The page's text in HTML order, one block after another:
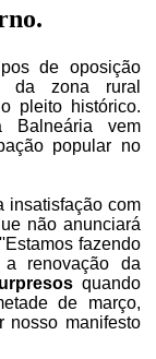
de oposição
da zona rural
pleito histórico.
vem
popular no
insatisfação com
não anunciará
fazendo
a renovação da
quando
de março,
nosso manifesto